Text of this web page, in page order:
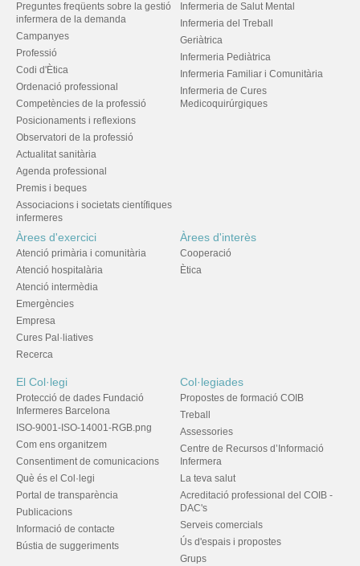
Preguntes freqüents sobre la gestió
infermera de la demanda
Campanyes
Professió
Codi d'Ètica
Ordenació professional
Competències de la professió
Posicionaments i reflexions
Observatori de la professió
Actualitat sanitària
Agenda professional
Premis i beques
Associacions i societats científiques
infermeres
Infermeria de Salut Mental
Infermeria del Treball
Geriàtrica
Infermeria Pediàtrica
Infermeria Familiar i Comunitària
Infermeria de Cures
Medicoquirúrgiques
Àrees d'exercici
Atenció primària i comunitària
Atenció hospitalària
Atenció intermèdia
Emergències
Empresa
Cures Pal·liatives
Recerca
Àrees d'interès
Cooperació
Ètica
El Col·legi
Protecció de dades Fundació
Infermeres Barcelona
ISO-9001-ISO-14001-RGB.png
Com ens organitzem
Consentiment de comunicacions
Què és el Col·legi
Portal de transparència
Publicacions
Informació de contacte
Bústia de suggeriments
Col·legiades
Propostes de formació COIB
Treball
Assessories
Centre de Recursos d’Informació
Infermera
La teva salut
Acreditació professional del COIB -
DAC's
Serveis comercials
Ús d'espais i propostes
Grups